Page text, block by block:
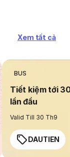
Xem tất cả
BUS
Tiết kiệm tới
lần đầu
Valid Till 30 Th9
DAUTIEN